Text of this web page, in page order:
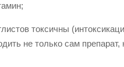
токсичны
не только сам